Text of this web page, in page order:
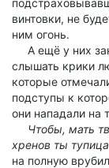
винтовки, не
ним огонь.
А ещё у них
слышать крики
которые
подступы к
они нападали на
Чтобы, мать
хренов ты
на полную